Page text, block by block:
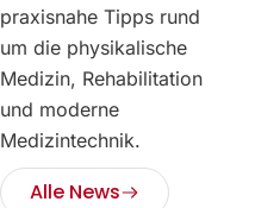
praxisnahe Tipps rund
um die physikalische
Medizin, Rehabilitation
und moderne
Medizintechnik.
Alle News